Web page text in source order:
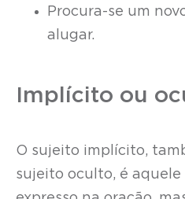
Procura-se um
alugar.
Implícito ou
O sujeito implícito,
sujeito oculto, é aquele